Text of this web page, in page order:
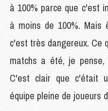
à 100% parce que c'est
à moins de 100%. Mais
c'est très dangereux. Ce
matchs a été, je
C'est clair que c'était
équipe pleine de joueurs